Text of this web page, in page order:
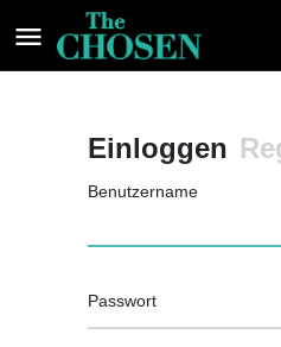
Einloggen
Benutzername
Passwort